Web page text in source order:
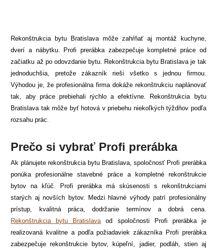
Rekonštrukcia bytu Bratislava môže zahŕňať aj montáž kuchyne,
dverí a nábytku. Profi prerábka zabezpečuje kompletné práce od
začiatku až po odovzdanie bytu. Rekonštrukcia bytu Bratislava je tak
jednoduchšia, pretože zákazník rieši všetko s jednou firmou.
Výhodou je, že profesionálna firma dokáže rekonštrukciu naplánovať
tak, aby práce prebiehali rýchlo a efektívne. Rekonštrukcia bytu
Bratislava tak môže byť hotová v priebehu niekoľkých týždňov podľa
rozsahu prác.
Prečo si vybrať Profi prerábka
Ak plánujete rekonštrukcia bytu Bratislava, spoločnosť Profi prerábka
ponúka profesionálne stavebné práce a kompletné rekonštrukcie
bytov na kľúč. Profi prerábka má skúsenosti s rekonštrukciami
starých aj novších bytov. Medzi hlavné výhody patrí profesionálny
prístup, kvalitná práca, dodržanie termínov a dobrá cena.
Rekonštrukcia bytu Bratislava od spoločnosti Profi prerábka je
realizovaná kvalitne a podľa požiadaviek zákazníka Profi prerábka
zabezpečuje rekonštrukcie bytov, kúpeľní, jadier, podláh, stien aj